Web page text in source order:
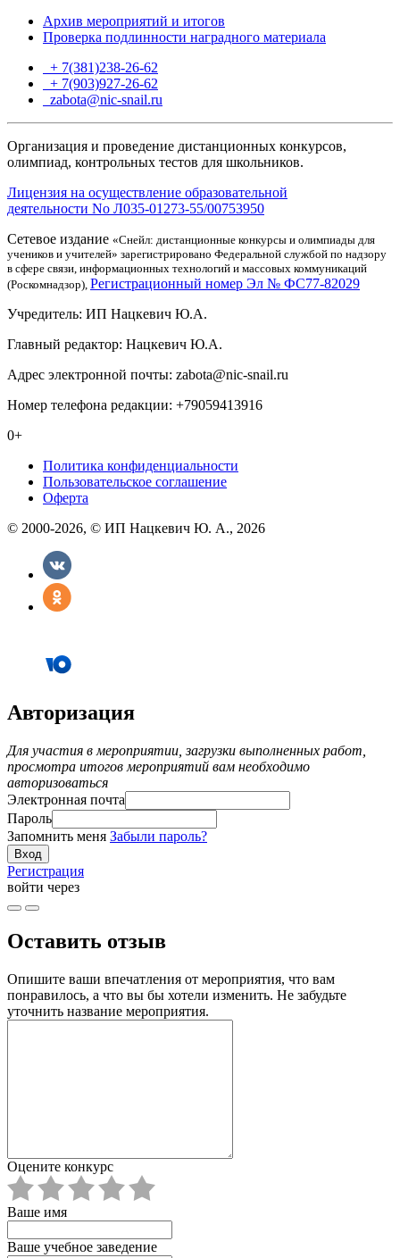
Архив мероприятий и итогов
Проверка подлинности наградного материала
+ 7(381)238-26-62
+ 7(903)927-26-62
zabota@nic-snail.ru
Организация и проведение дистанционных конкурсов,
олимпиад, контрольных тестов для школьников.
Лицензия на осуществление образовательной
деятельности No Л035-01273-55/00753950
Сетевое издание «Снейл: дистанционные конкурсы и олимпиады для
учеников и учителей» зарегистрировано Федеральной службой по надзору
в сфере связи, информационных технологий и массовых коммуникаций
(Роскомнадзор), Регистрационный номер Эл № ФС77-82029
Учредитель: ИП Нацкевич Ю.А.
Главный редактор: Нацкевич Ю.А.
Адрес электронной почты: zabota@nic-snail.ru
Номер телефона редакции: +79059413916
0+
Политика конфиденциальности
Пользовательское соглашение
Оферта
© 2000-2026, © ИП Нацкевич Ю. А., 2026
Авторизация
Для участия в мероприятии, загрузки выполненных работ,
просмотра итогов мероприятий вам необходимо
авторизоваться
Электронная почта
Пароль
Запомнить меня Забыли пароль?
Регистрация
войти через
Оставить отзыв
Опишите ваши впечатления от мероприятия, что вам
понравилось, а что вы бы хотели изменить. Не забудьте
уточнить название мероприятия.
Оцените конкурс
Ваше имя
Ваше учебное заведение